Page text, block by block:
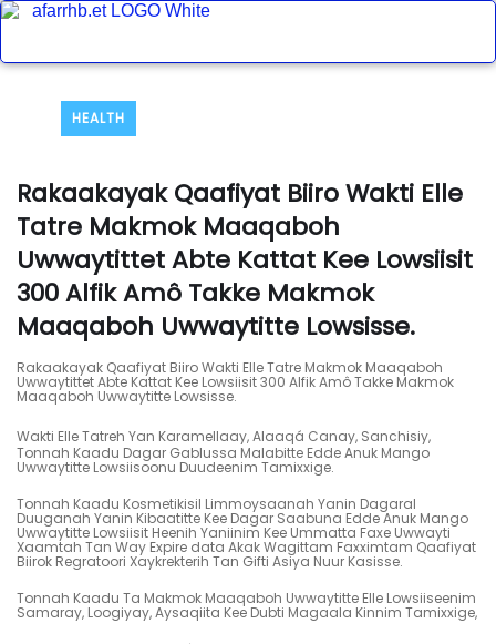
HEALTH
Rakaakayak Qaafiyat Biiro Wakti Elle
Tatre Makmok Maaqaboh
Uwwaytittet Abte Kattat Kee Lowsiisit
300 Alfik Amô Takke Makmok
Maaqaboh Uwwaytitte Lowsisse.
Rakaakayak Qaafiyat Biiro Wakti Elle Tatre Makmok Maaqaboh
Uwwaytittet Abte Kattat Kee Lowsiisit 300 Alfik Amô Takke Makmok
Maaqaboh Uwwaytitte Lowsisse.
Wakti Elle Tatreh Yan Karamellaay, Alaaqá Canay, Sanchisiy,
Tonnah Kaadu Dagar Gablussa Malabitte Edde Anuk Mango
Uwwaytitte Lowsiisoonu Duudeenim Tamixxige.
Tonnah Kaadu Kosmetikisil Limmoysaanah Yanin Dagaral
Duuganah Yanin Kibaatitte Kee Dagar Saabuna Edde Anuk Mango
Uwwaytitte Lowsiisit Heenih Yaniinim Kee Ummatta Faxe Uwwayti
Xaamtah Tan Way Expire data Akak Wagittam Faxximtam Qaafiyat
Biirok Regratoori Xaykrekterih Tan Gifti Asiya Nuur Kasisse.
Tonnah Kaadu Ta Makmok Maaqaboh Uwwaytitte Elle Lowsiiseenim
Samaray, Loogiyay, Aysaqiita Kee Dubti Magaala Kinnim Tamixxige,